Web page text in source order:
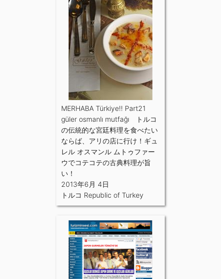
MERHABA Türkiye!! Part21
güler osmanlı mutfağı トルコ
の伝統的な宮廷料理を食べたい
ならば、アリの店に行け！ギュ
レル オスマンル ムトゥファー
ウでコテコテの古典料理が旨
い！
2013年6月 4日
トルコ Republic of Turkey